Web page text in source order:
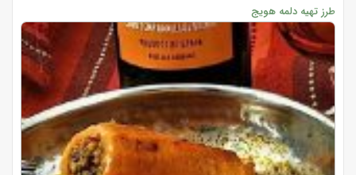
طرز تهیه دلمه هویج